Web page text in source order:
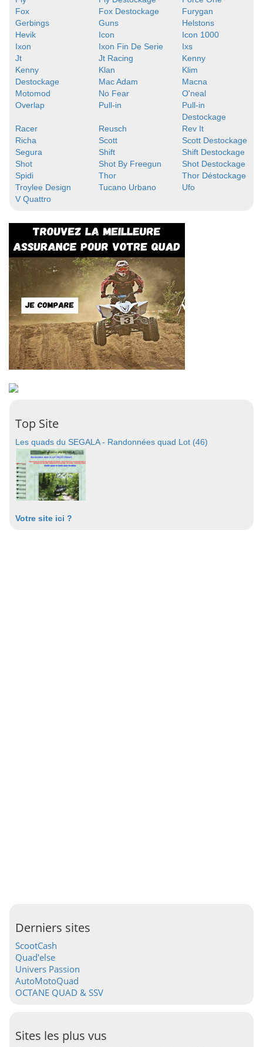
Fox
Fox Destockage
Furygan
Gerbings
Guns
Helstons
Hevik
Icon
Icon 1000
Ixon
Ixon Fin De Serie
Ixs
Jt
Jt Racing
Kenny
Kenny
Destockage
Klan
Klim
Mac Adam
Macna
Motomod
No Fear
O'neal
Overlap
Pull-in
Pull-in
Destockage
Racer
Reusch
Rev It
Richa
Scott
Scott Destockage
Segura
Shift
Shift Destockage
Shot
Shot By Freegun
Shot Destockage
Spidi
Thor
Thor Déstockage
Troylee Design
Tucano Urbano
Ufo
V Quattro
Top Site
Les quads du SEGALA - Randonnées quad Lot (46)
Votre site ici ?
Derniers sites
ScootCash
Quad'else
Univers Passion
AutoMotoQuad
OCTANE QUAD & SSV
Sites les plus vus